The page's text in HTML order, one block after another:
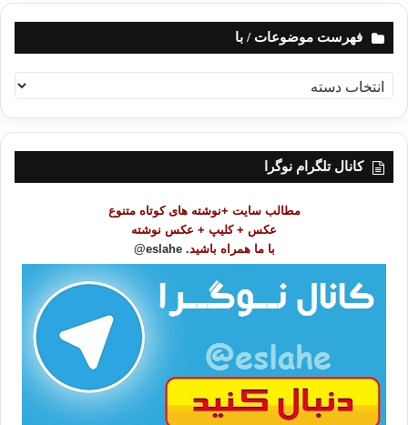
فهرست موضوعات / با
ه
ر
کانال تلگرام نوگرا
مطالب سایت +نوشته های کوتاه متنوع
عکس + کلیپ + عکس نوشته
با ما همراه باشید. eslahe@